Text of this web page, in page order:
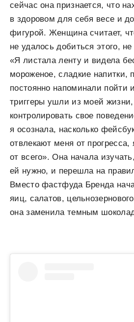
сейчас она признается, что
в здоровом для себя весе и
фигурой. Женщина считает,
не удалось добиться этого,
«Я листала ленту и видела
мороженое, сладкие напитки,
постоянно напоминали пойти
триггеры ушли из моей
контролировать свое
я осознала, насколько
отвлекают меня от прогресса,
от всего». Она начала
ей нужно, и перешла на
Вместо фастфуда Бренда
яиц, салатов,
она заменила темным